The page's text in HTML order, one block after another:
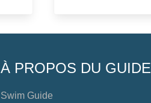
À PROPOS DU GUIDE
Swim Guide